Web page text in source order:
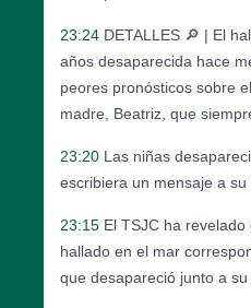
23:24 DETALLES 🔎 | El
años desaparecida hace
peores pronósticos sobre
madre, Beatriz, que
23:20 Las niñas
escribiera un mensaje a
23:15 El TSJC ha
hallado en el mar
que desapareció junto a